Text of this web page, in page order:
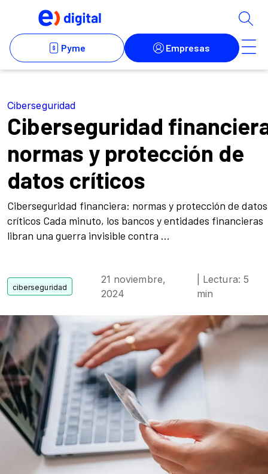
Ciberseguridad
Ciberseguridad
normas y protección de
datos críticos
Ciberseguridad financiera: normas y protección de datos
críticos Cada minuto, los bancos y entidades financieras
libran una guerra invisible contra ...
21 noviembre,
2024
| Lectura: 5
min